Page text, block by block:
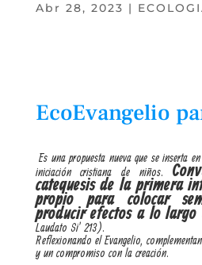
Abr 28, 2023 |
EcoEvangelio
Es una propuesta nueva que se inserta
iniciación cristiana de niños.
catequesis de la primera
propio para colocar
producir efectos a lo
Laudato Si’ 213).
Reflexionando el Evangelio,
y un compromiso con la creación.